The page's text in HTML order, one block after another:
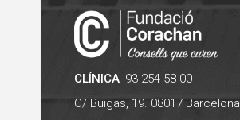
CLÍNICA 93 254 58 00
C/ Buïgas, 19. 08017 Barcelona